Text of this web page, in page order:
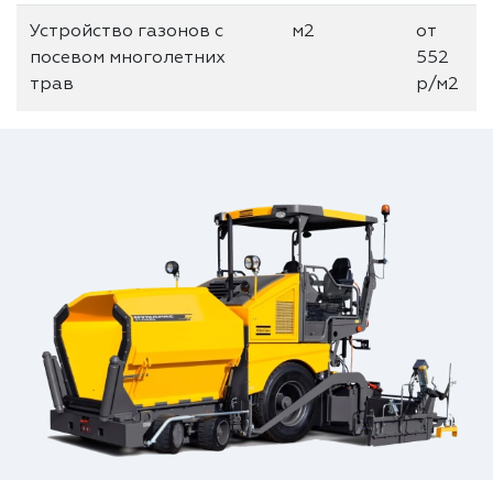
Устройство газонов с
посевом многолетних
трав
м2
от
552
р/м2